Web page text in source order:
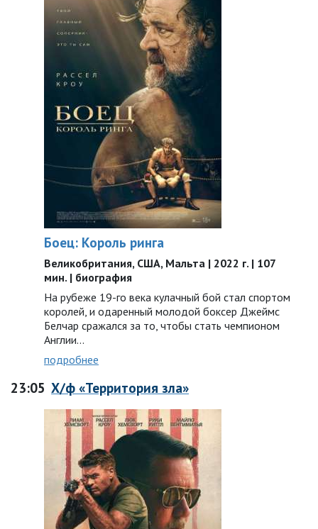
Боец: Король ринга
Великобритания, США, Мальта | 2022 г. | 107
мин. | биография
На рубеже 19-го века кулачный бой стал спортом
королей, и одаренный молодой боксер Джеймс
Белчар сражался за то, чтобы стать чемпионом
Англии…
подробнее
23:05 Х/ф «Территория зла»